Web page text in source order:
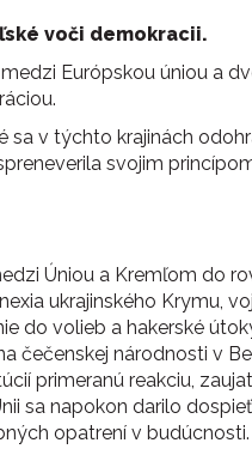
voči demokracii.
Európskou úniou a
v týchto krajinách
svojim
Úniou a Kremľom do
ukrajinského Krymu,
do volieb a hakerské
čečenskej národnosti v
primeranú reakciu,
sa napokon darilo
opatrení v budúcnosti.